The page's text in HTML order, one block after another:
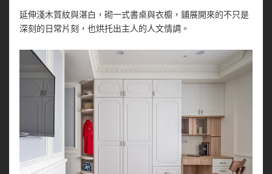
延伸淺木質紋與湛白，砌一式書桌與衣櫥，鋪展開來的不只是
深刻的日常片刻，也烘托出主人的人文情調。